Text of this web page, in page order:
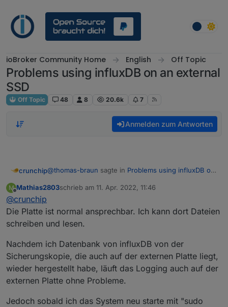
ioBroker Community Home English Off Topic
Problems using influxDB on an external
SSD
Off Topic 48 8 20.6k 7
Anmelden zum Antworten
crunchip@thomas-braun sagte in Problems using influxDB on
disklabel
bedeutet doch eher, das die Platte nicht korrekt
formatiert ist
https://github.com/rbrito/usbmount/issues/24
M Mathias2803schrieb am 11. Apr. 2022, 11:46
zuletzt editiert von
@crunchip
Die Platte ist normal ansprechbar. Ich kann dort Dateien
schreiben und lesen.
Nachdem ich Datenbank von influxDB von der
Sicherungskopie, die auch auf der externen Platte liegt,
wieder hergestellt habe, läuft das Logging auch auf der
externen Platte ohne Probleme.
Jedoch sobald ich das System neu starte mit "sudo